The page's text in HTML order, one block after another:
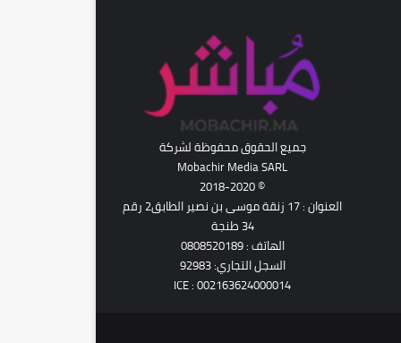
جميع الحقوق محفوظة لشركة
Mobachir Media SARL
© 2018-2020
العنوان : 17 زنقة موسى بن نصير الطابق2 رقم
34 طنجة
الهاتف : 0808520189
السجل التجاري: 92983
ICE : 002163624000014